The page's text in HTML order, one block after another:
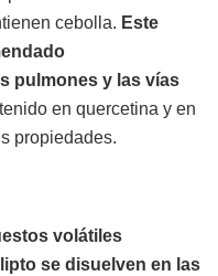
cebolla. Este
pulmones y las vías
en quercetina y en
propiedades.
volátiles
se disuelven en las